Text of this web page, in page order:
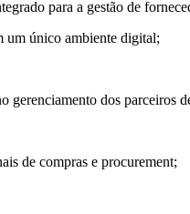
para a gestão de
um único ambiente digital;
gerenciamento dos parceiros
de compras e procurement;